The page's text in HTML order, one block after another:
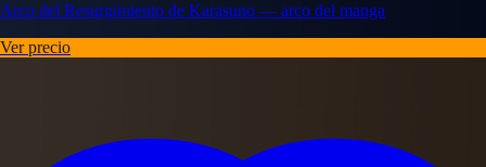
Arco del Resurgimiento de Karasuno — arco del manga
Ver precio